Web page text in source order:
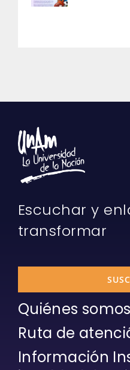
Escuchar y
transformar
Quiénes somos
Ruta de
Información